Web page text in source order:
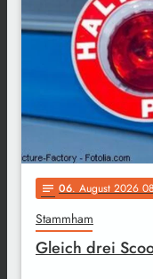
notes 06. August 2026
Stammham
Gleich drei